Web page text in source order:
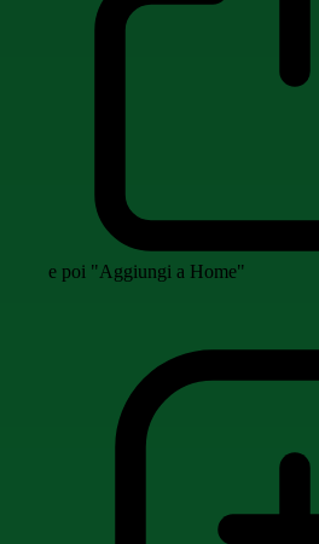
e poi "Aggiungi a Home"